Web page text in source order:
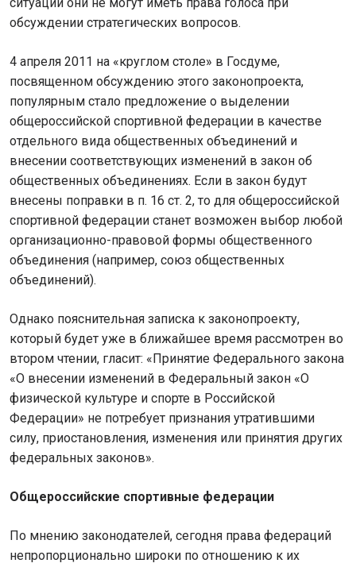
обсуждении стратегических вопросов.
4 апреля 2011 на «круглом столе» в Госдуме,
посвященном обсуждению этого законопроекта,
популярным стало предложение о выделении
общероссийской спортивной федерации в качестве
отдельного вида общественных объединений и
внесении соответствующих изменений в закон об
общественных объединениях. Если в закон будут
внесены поправки в п. 16 ст. 2, то для общероссийской
спортивной федерации станет возможен выбор любой
организационно-правовой формы общественного
объединения (например, союз общественных
объединений).
Однако пояснительная записка к законопроекту,
который будет уже в ближайшее время рассмотрен во
втором чтении, гласит: «Принятие Федерального закона
«О внесении изменений в Федеральный закон «О
физической культуре и спорте в Российской
Федерации» не потребует признания утратившими
силу, приостановления, изменения или принятия других
федеральных законов».
Общероссийские спортивные федерации
По мнению законодателей, сегодня права федераций
непропорционально широки по отношению к их